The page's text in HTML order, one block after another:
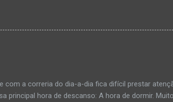
de 1000 entrevistados muitos já notavam que
algumas tarefas, algum problema de memória
Além disso, a pesquisa mostra que o tabaco, e
com a correria do dia-a-dia fica difícil prestar
principal hora de descanso: A hora de dormir.